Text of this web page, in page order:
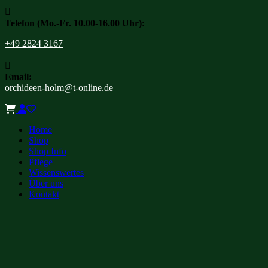

Telefon (Mo.-Fr. 10.00-16.00 Uhr):
+49 2824 3167

Email:
orchideen-holm@t-online.de
Home
Shop
Shop Info
Pflege
Wissenswertes
Über uns
Kontakt